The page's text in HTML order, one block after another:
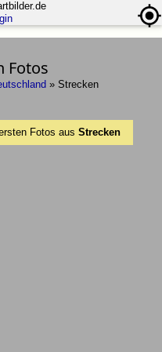
Fotos
» Strecken
Fotos aus Strecken